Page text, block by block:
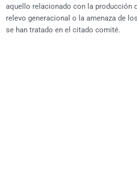
aquello relacionado con la producción
relevo generacional o la amenaza de
se han tratado en el citado comité.